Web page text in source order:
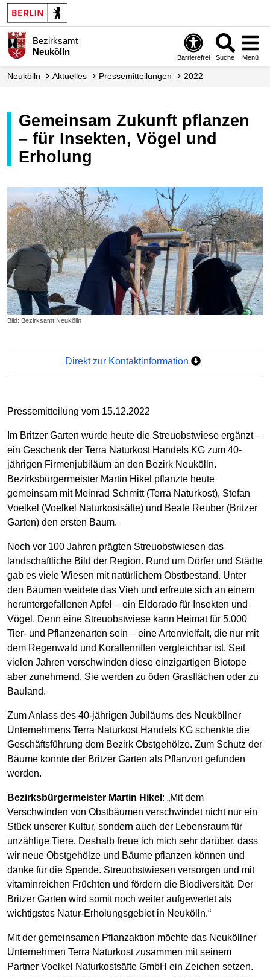
Bezirksamt
Neukölln
Barrierefrei Suche Menü
Neukölln Aktuelles Presse­mitteilungen 2022
Gemeinsam Zukunft pflanzen
– für Insekten, Vögel und
Erholung
Bild: Bezirksamt Neukölln
Direkt zur Kontaktinformation
Pressemitteilung vom 15.12.2022
Im Britzer Garten wurde heute die Streuobstwiese ergänzt –
ein Geschenk der Terra Naturkost Handels KG zum 40-
jährigen Firmenjubiläum an den Bezirk Neukölln.
Bezirksbürgermeister Martin Hikel pflanzte heute
gemeinsam mit Meinrad Schmitt (Terra Naturkost), Stefan
Voelkel (Voelkel Naturkostsäfte) und Beate Reuber (Britzer
Garten) den ersten Baum.
Noch vor 100 Jahren prägten Streuobstwiesen das
landschaftliche Bild der Region. Rund um Dörfer und Städte
gab es viele Wiesen mit natürlichem Obstbestand. Unter
den Bäumen weidete das Vieh und erfreute sich an einem
heruntergefallenen Apfel – ein Eldorado für Insekten und
Vögel. Denn eine Streuobstwiese kann Heimat für 5.000
Tier- und Pflanzenarten sein – eine Artenvielfalt, die nur mit
dem Regenwald und Korallenriffen vergleichbar ist. Seit
vielen Jahren verschwinden diese einzigartigen Biotope
aber zunehmend. Sie werden zu öden Grasflächen oder zu
Bauland.
Zum Anlass des 40-jährigen Jubiläums des Neuköllner
Unternehmens Terra Naturkost Handels KG schenkte die
Geschäftsführung dem Bezirk Obstgehölze. Zum Schutz der
Bäume konnte der Britzer Garten als Pflanzort gefunden
werden.
Bezirksbürgermeister Martin Hikel : „Mit dem
Verschwinden von Obstbäumen verschwindet nicht nur ein
Stück unserer Kultur, sondern auch der Lebensraum für
unzählige Tiere. Deshalb freue ich mich sehr darüber, dass
wir neue Obstgehölze und Bäume pflanzen können und
danke für die Spende. Streuobstwiesen versorgen und mit
vitaminreichen Früchten und fördern die Biodiversität. Der
Britzer Garten wird somit noch weiter aufgewertet als
wichtigstes Natur-Erholungsgebiet in Neukölln.“
Mit der gemeinsamen Pflanzaktion möchte das Neuköllner
Unternehmen Terra Naturkost zusammen mit seinem
Partner Voelkel Naturkostsäfte GmbH ein Zeichen setzen.